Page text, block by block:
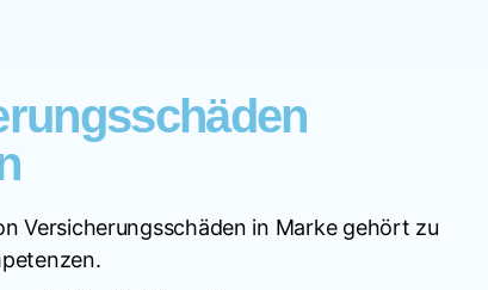
Versicherungsschäden in Marke gehört zu